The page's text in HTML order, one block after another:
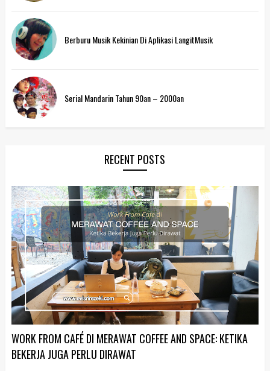
Berburu Musik Kekinian Di Aplikasi LangitMusik
Serial Mandarin Tahun 90an – 2000an
RECENT POSTS
WORK FROM CAFÉ DI MERAWAT COFFEE AND SPACE: KETIKA
BEKERJA JUGA PERLU DIRAWAT